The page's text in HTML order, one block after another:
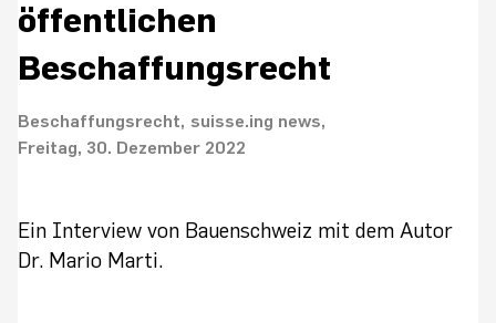
öffentlichen
Beschaffungsrecht
Beschaffungsrecht
suisse.ing news
Freitag, 30. Dezember 2022
Ein Interview von Bauenschweiz mit dem Autor
Dr. Mario Marti.